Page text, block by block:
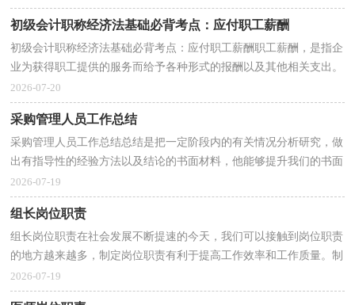
初级会计职称经济法基础必背考点：应付职工薪酬
初级会计职称经济法基础必背考点：应付职工薪酬职工薪酬，是指企
业为获得职工提供的服务而给予各种形式的报酬以及其他相关支出。
欢迎大家阅读，更多相关信息请关注相关栏目！(一)应...
2026-07-20
采购管理人员工作总结
采购管理人员工作总结总结是把一定阶段内的有关情况分析研究，做
出有指导性的经验方法以及结论的书面材料，他能够提升我们的书面
表达能力，因此十分有必须要写一份总结哦。那么我...
2026-07-19
组长岗位职责
组长岗位职责在社会发展不断提速的今天，我们可以接触到岗位职责
的地方越来越多，制定岗位职责有利于提高工作效率和工作质量。制
定岗位职责需要注意哪些问题呢？以下是小编为大家...
2026-07-19